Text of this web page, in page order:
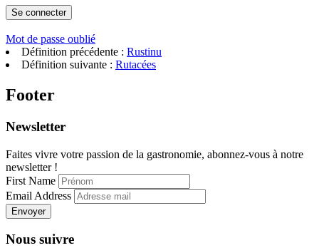
Mot de passe oublié
Définition précédente : Rustinu
Définition suivante : Rutacées
Footer
Newsletter
Faites vivre votre passion de la gastronomie, abonnez-vous à notre
newsletter !
First Name
Email Address
Envoyer
Nous suivre